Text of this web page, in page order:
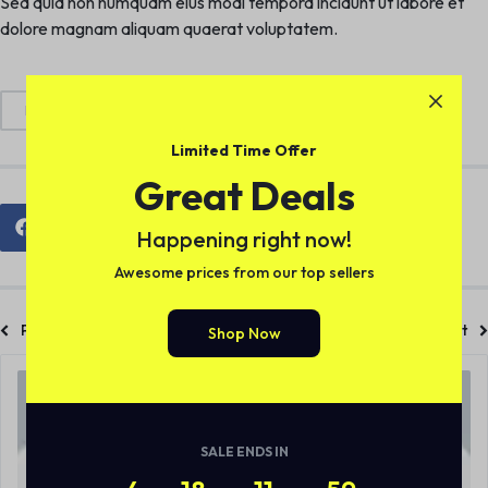
dolore magnam aliquam quaerat voluptatem.
Previous Post Next Post
Limited Time Offer
Great Deals
Happening right now!
Awesome prices from our top sellers
Shop Now
SALE ENDS IN